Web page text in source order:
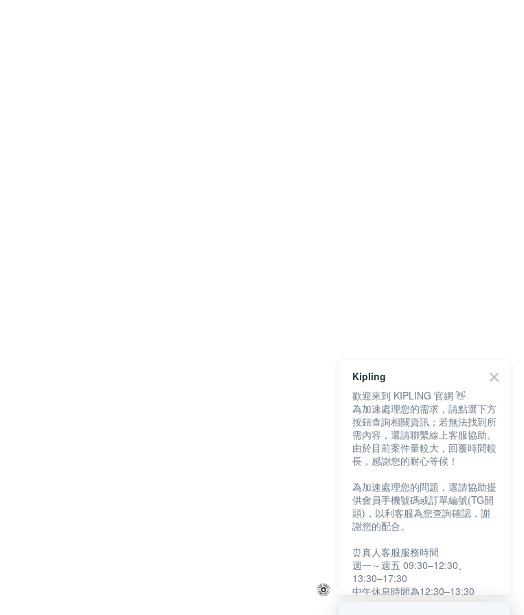
Kipling
歡迎來到 KIPLING 官網 👋
為加速處理您的需求，請點選下方
按鈕查詢相關資訊；若無法找到所
需內容，還請聯繫線上客服協助。
由於目前案件量較大，回覆時間較
長，感謝您的耐心等候！
為加速處理您的問題，還請協助提
供會員手機號碼或訂單編號(TG開
頭)，以利客服為您查詢確認，謝
謝您的配合。
⏰真人客服服務時間
週一～週五 09:30–12:30、
13:30–17:30
中午休息時間為12:30–13:30